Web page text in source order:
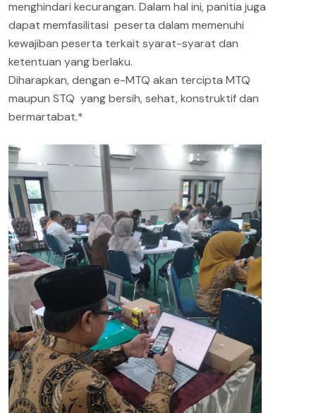
menghindari kecurangan. Dalam hal ini, panitia juga
dapat memfasilitasi peserta dalam memenuhi
kewajiban peserta terkait syarat-syarat dan
ketentuan yang berlaku.
Diharapkan, dengan e-MTQ akan tercipta MTQ
maupun STQ yang bersih, sehat, konstruktif dan
bermartabat.*